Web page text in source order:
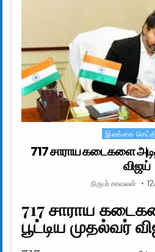
Posted in
இலங்கை
717 சாராய கடைகளை
விஜய்
AUTHOR:
நிருபர் காவலன்
717 சாராய
பூட்டிய முதல்வர்